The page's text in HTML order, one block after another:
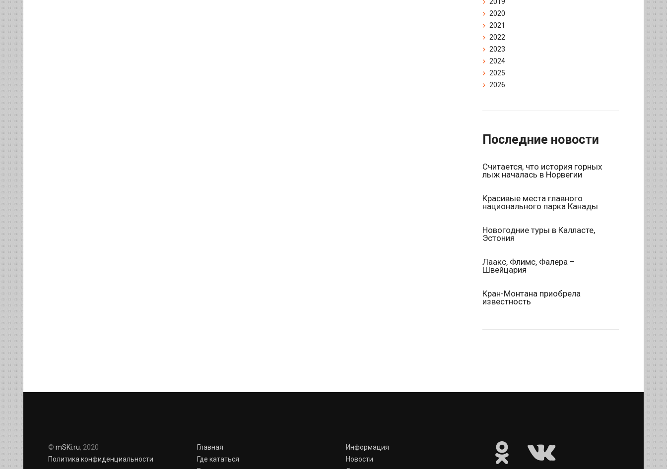
2019
2020
2021
2022
2023
2024
2025
2026
Последние новости
Считается, что история горных
лыж началась в Норвегии
Красивые места главного
национального парка Канады
Новогодние туры в Калласте,
Эстония
Лаакс, Флимс, Фалера –
Швейцария
Кран-Монтана приобрела
известность
© mSKi.ru, 2020
Политика конфиденциальности
Главная
Где кататься
Информация
Новости